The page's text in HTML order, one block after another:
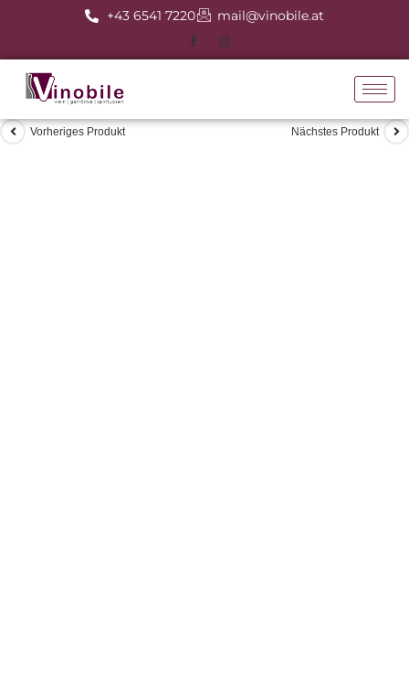
+43 6541 7220 mail@vinobile.at
Vorheriges Produkt Nächstes Produkt